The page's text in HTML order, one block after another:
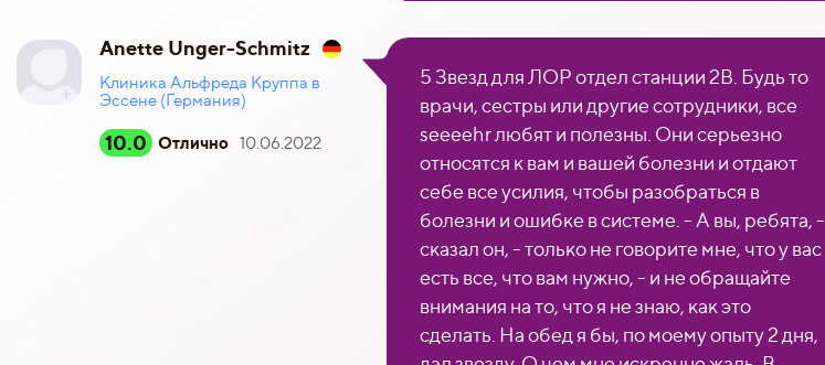
Anette Unger-Schmitz
Клиника Альфреда Круппа в
Эссене (Германия)
10.0 Отлично 10.06.2022
5 Звезд для ЛОР отдел станции 2B. Будь то
врачи, сестры или другие сотрудники, все
seeeehr любят и полезны. Они серьезно
относятся к вам и вашей болезни и отдают
себе все усилия, чтобы разобраться в
болезни и ошибке в системе. - А вы, ребята, -
сказал он, - только не говорите мне, что у вас
есть все, что вам нужно, - и не обращайте
внимания на то, что я не знаю, как это
сделать. На обед я бы, по моему опыту 2 дня,